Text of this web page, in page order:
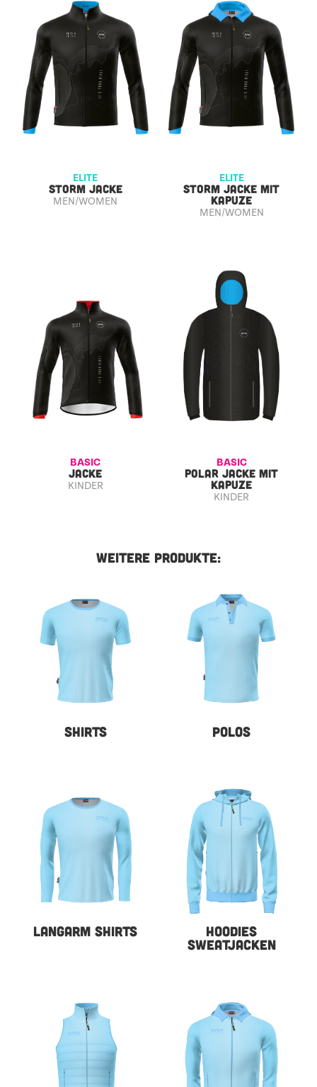
ELITE
STORM JACKE
MEN/WOMEN
ELITE
STORM JACKE MIT
KAPUZE
MEN/WOMEN
BASIC
JACKE
KINDER
BASIC
POLAR JACKE MIT
KAPUZE
KINDER
WEITERE PRODUKTE:
SHIRTS POLOS
LANGARM SHIRTS
HOODIES
SWEATJACKEN